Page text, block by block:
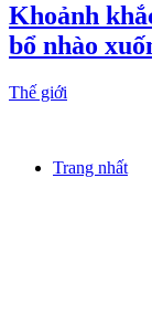
Khoảnh
bổ nhào
Thế giới
Trang nhất